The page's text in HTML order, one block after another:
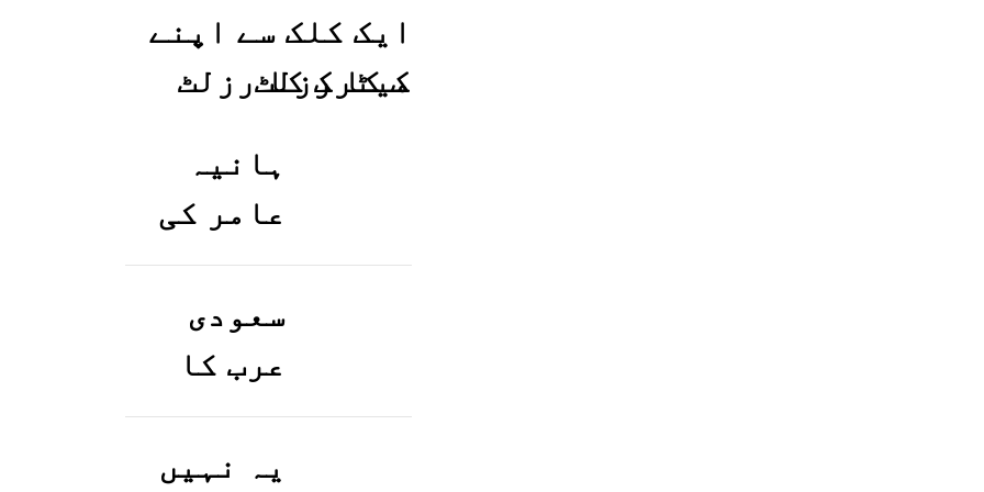
ایک کلک سے اپنے
میٹرک کا رزلٹ
ہانیہ
عامر کی
بہن ایشا
عامر کی
بولڈ
تصاویر
وائرل ہو
سعودی
عرب کا
ورک ویزا
کیسے
یہ نہیں